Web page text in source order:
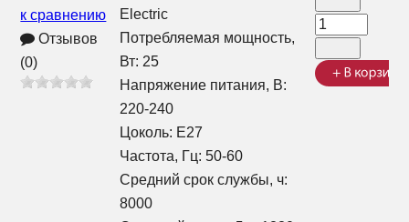
к сравнению
Отзывов
(0)
Electric
Потребляемая мощность,
Вт: 25
Напряжение питания, В:
220-240
Цоколь: E27
Частота, Гц: 50-60
Средний срок службы, ч:
8000